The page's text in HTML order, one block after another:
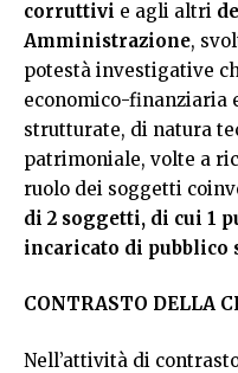
corruttivi e agli altri
Amministrazione,
potestà investigative
economico-finanziaria
strutturate, di natura
patrimoniale, volte a
ruolo dei soggetti
di 2 soggetti, di cui 1
incaricato di pubblico
CONTRASTO DELLA
Nell’attività di